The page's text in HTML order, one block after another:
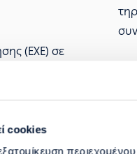
cookies
(ΕΧΕ) σε
Νησιών
Ποσών